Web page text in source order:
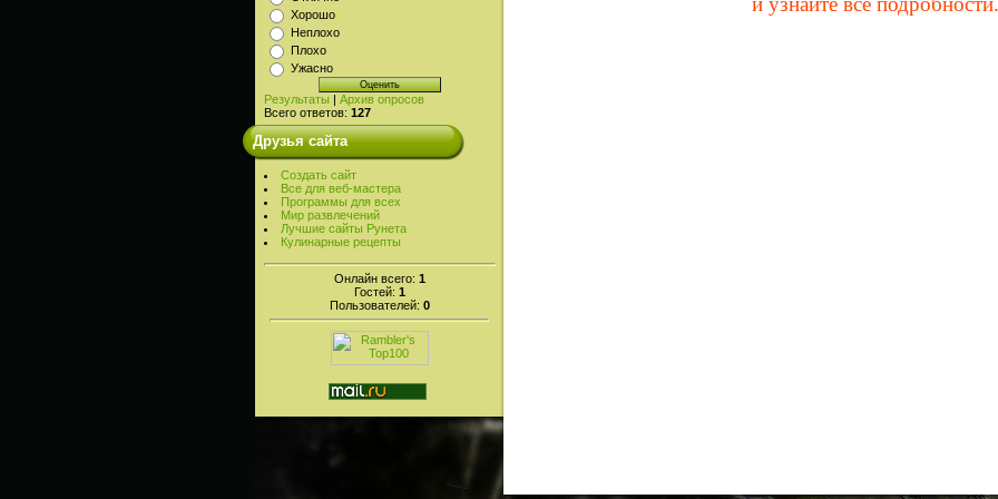
Хорошо
Неплохо
Плохо
Ужасно
Результаты
Архив опросов
Всего ответов: 127
Друзья сайта
Создать сайт
Все для веб-мастера
Программы для всех
Мир развлечений
Лучшие сайты Рунета
Кулинарные рецепты
Онлайн всего: 1
Гостей: 1
Пользователей: 0